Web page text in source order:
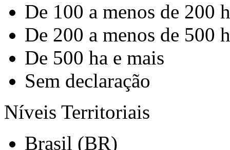
De 100 a menos de 200
De 200 a menos de 500
De 500 ha e mais
Sem declaração
Níveis Territoriais
Brasil (BR)